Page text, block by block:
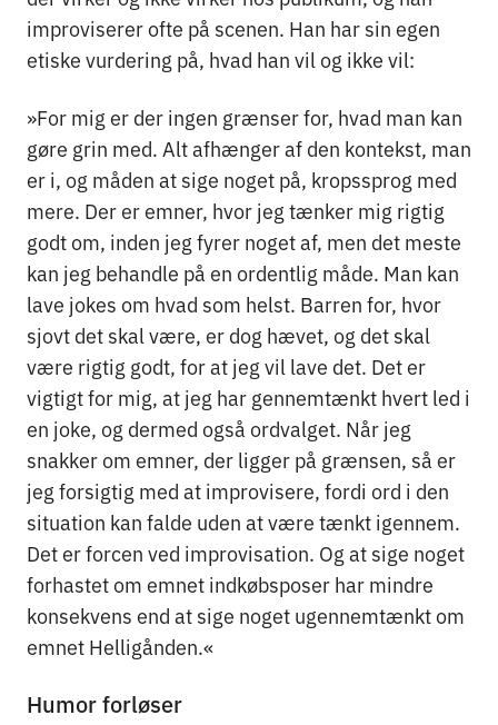
improviserer ofte på scenen. Han har sin egen
etiske vurdering på, hvad han vil og ikke vil:
»For mig er der ingen grænser for, hvad man kan
gøre grin med. Alt afhænger af den kontekst, man
er i, og måden at sige noget på, kropssprog med
mere. Der er emner, hvor jeg tænker mig rigtig
godt om, inden jeg fyrer noget af, men det meste
kan jeg behandle på en ordentlig måde. Man kan
lave jokes om hvad som helst. Barren for, hvor
sjovt det skal være, er dog hævet, og det skal
være rigtig godt, for at jeg vil lave det. Det er
vigtigt for mig, at jeg har gennemtænkt hvert led i
en joke, og dermed også ordvalget. Når jeg
snakker om emner, der ligger på grænsen, så er
jeg forsigtig med at improvisere, fordi ord i den
situation kan falde uden at være tænkt igennem.
Det er forcen ved improvisation. Og at sige noget
forhastet om emnet indkøbsposer har mindre
konsekvens end at sige noget ugennemtænkt om
emnet Helligånden.«
Humor forløser